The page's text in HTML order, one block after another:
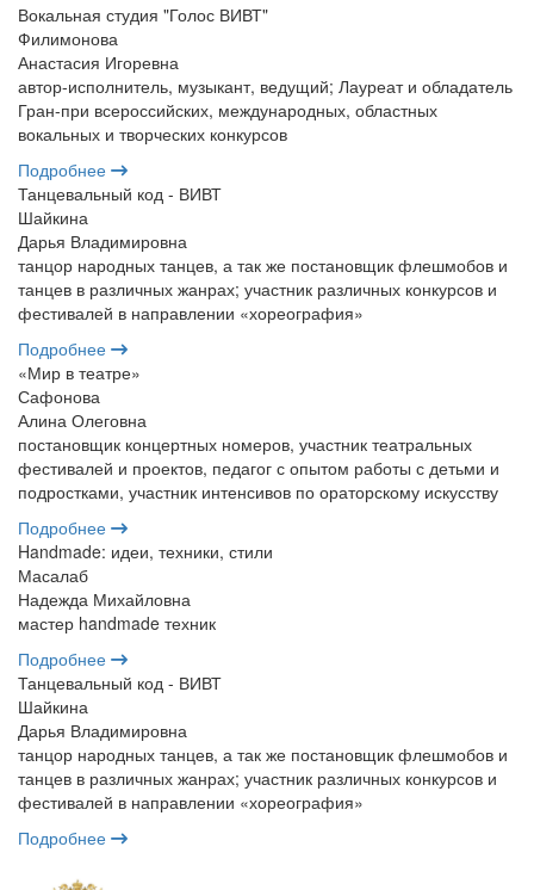
Вокальная студия "Голос ВИВТ"
Филимонова
Анастасия Игоревна
автор-исполнитель, музыкант, ведущий; Лауреат и обладатель
Гран-при всероссийских, международных, областных
вокальных и творческих конкурсов
Подробнее
Танцевальный код - ВИВТ
Шайкина
Дарья Владимировна
танцор народных танцев, а так же постановщик флешмобов и
танцев в различных жанрах; участник различных конкурсов и
фестивалей в направлении «хореография»
Подробнее
«Мир в театре»
Сафонова
Алина Олеговна
постановщик концертных номеров, участник театральных
фестивалей и проектов, педагог с опытом работы с детьми и
подростками, участник интенсивов по ораторскому искусству
Подробнее
Handmade: идеи, техники, стили
Масалаб
Надежда Михайловна
мастер handmade техник
Подробнее
Танцевальный код - ВИВТ
Шайкина
Дарья Владимировна
танцор народных танцев, а так же постановщик флешмобов и
танцев в различных жанрах; участник различных конкурсов и
фестивалей в направлении «хореография»
Подробнее